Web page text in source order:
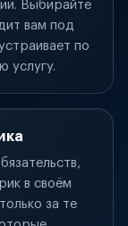
Выбирайте
вам под
по
услугу.
в своём
за те